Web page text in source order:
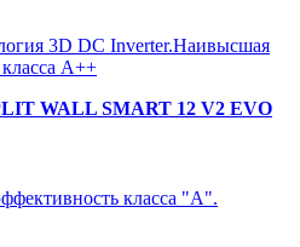
WALL SMART 12 V2 EVO